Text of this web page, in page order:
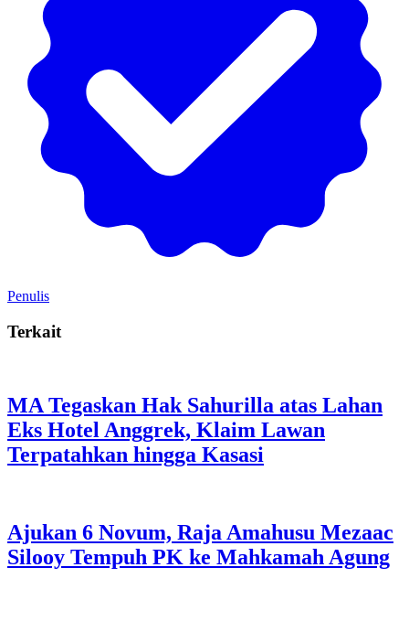
Penulis
Terkait
MA Tegaskan Hak Sahurilla atas Lahan
Eks Hotel Anggrek, Klaim Lawan
Terpatahkan hingga Kasasi
Ajukan 6 Novum, Raja Amahusu Mezaac
Silooy Tempuh PK ke Mahkamah Agung